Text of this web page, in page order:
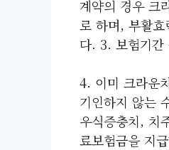
계약의 경우 크
로 하며, 부활효
다. 3. 보험기간
4. 이미 크라운
기인하지 않는
우식증충치, 치
료보험금을 지